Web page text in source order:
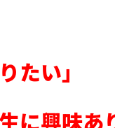
たい」
に興味あ